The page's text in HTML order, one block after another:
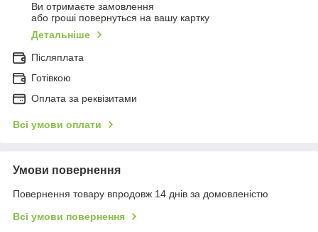
Ви отримаєте замовлення
або гроші повернуться на вашу картку
Детальніше
Післяплата
Готівкою
Оплата за реквізитами
Всі умови оплати
Умови повернення
Повернення товару впродовж 14 днів за домовленістю
Всі умови повернення